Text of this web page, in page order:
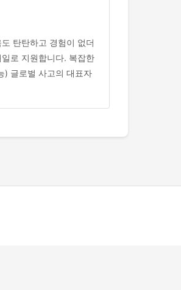
탄탄하고 경험이 없더
로 지원합니다. 복잡한
) 글로벌 사고의 대표자